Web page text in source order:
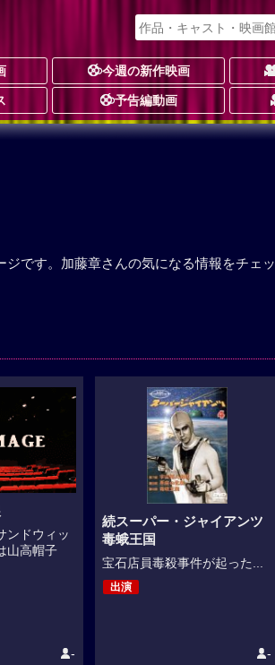
今週の新作映画
予告編動画
です。加藤章さんの気になる情報をチェッ
ンドウィッ
山高帽子
-
続スーパー・ジャイアンツ
毒蛾王国
宝石店員毒殺事件が起った...
出演
-